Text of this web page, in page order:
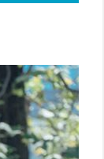
ーみんぐ』＝LOV
木舞香SPインタ